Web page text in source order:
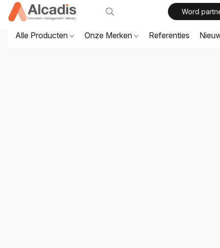
Word
Alle Producten Onze Merken Referenties